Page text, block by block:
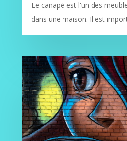
Le canapé est l'un des
dans une maison. Il est